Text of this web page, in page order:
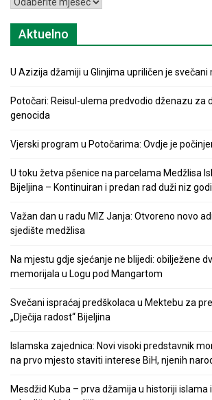
Aktuelno
U Azizija džamiji u Glinjima upriličen je
Potočari: Reisul-ulema predvodio dženazu za
genocida
Vjerski program u Potočarima: Ovdje je
U toku žetva pšenice na parcelama Medžlisa
Bijeljina – Kontinuiran i predan rad duži niz
Važan dan u radu MIZ Janja: Otvoreno novo
sjedište medžlisa
Na mjestu gdje sjećanje ne blijedi: obilježene
memorijala u Logu pod Mangartom
Svečani ispraćaj predškolaca u Mektebu za
„Dječija radost“ Bijeljina
Islamska zajednica: Novi visoki predstavnik
na prvo mjesto staviti interese BiH, njenih
Mesdžid Kuba – prva džamija u historiji islama